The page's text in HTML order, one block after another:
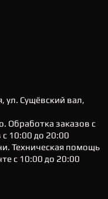
ул. Сущёвский вал,
Обработка заказов с
10:00 до 20:00
Техническая помощь
с 10:00 до 20:00